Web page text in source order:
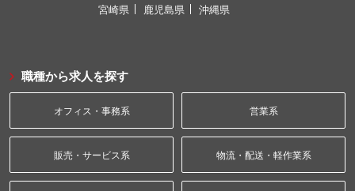
宮崎県
鹿児島県 沖縄県
職種から求人を探す
オフィス・事務系 営業系
販売・サービス系 物流・配送・軽作業系